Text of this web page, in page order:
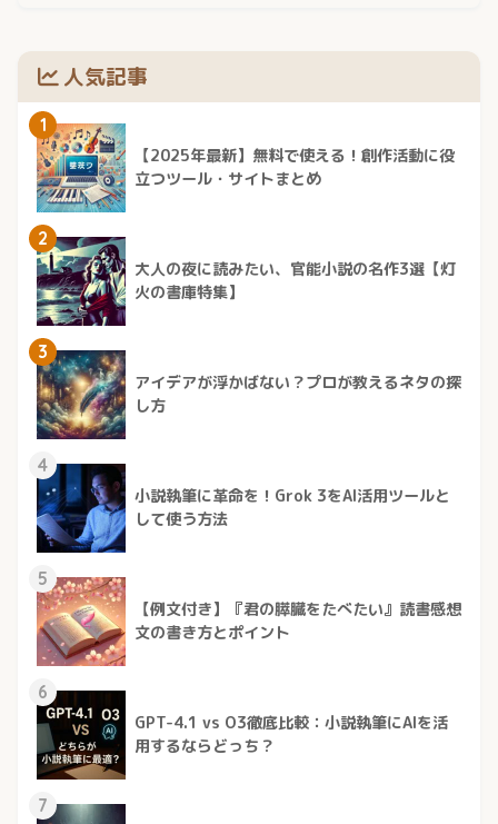
人気記事
1
【2025年最新】無料で使える！創作活動に役
立つツール・サイトまとめ
2
大人の夜に読みたい、官能小説の名作3選【灯
火の書庫特集】
3
アイデアが浮かばない？プロが教えるネタの探
し方
4
小説執筆に革命を！Grok 3をAI活用ツールと
して使う方法
5
【例文付き】『君の膵臓をたべたい』読書感想
文の書き方とポイント
6
GPT-4.1 vs O3徹底比較：小説執筆にAIを活
用するならどっち？
7